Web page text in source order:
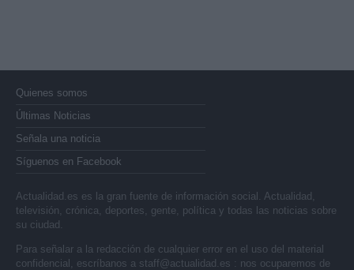
Quienes somos
Últimas Noticias
Señala una noticia
Síguenos en Facebook
Actualidad.es es la gran fuente de información social. Actualidad,
televisión, crónica, deportes, gente, política y todas las noticias sobre
su ciudad.
Para señalar a la redacción de cualquier error en el uso del material
confidencial, escríbanos a staff@actualidad.es : nos ocuparemos de